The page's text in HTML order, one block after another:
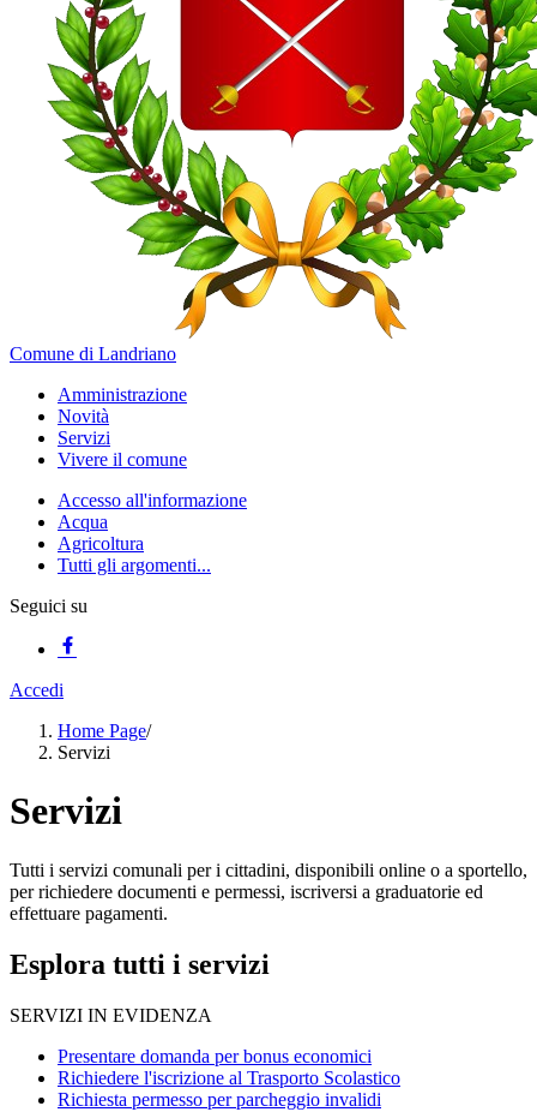
Comune di Landriano
Amministrazione
Novità
Servizi
Vivere il comune
Accesso all'informazione
Acqua
Agricoltura
Tutti gli argomenti...
Seguici su
Accedi
Home Page/
Servizi
Servizi
Tutti i servizi comunali per i cittadini, disponibili online o a sportello,
per richiedere documenti e permessi, iscriversi a graduatorie ed
effettuare pagamenti.
Esplora tutti i servizi
SERVIZI IN EVIDENZA
Presentare domanda per bonus economici
Richiedere l'iscrizione al Trasporto Scolastico
Richiesta permesso per parcheggio invalidi